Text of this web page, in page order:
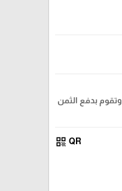
بدفع الثمن
QR
qr_code